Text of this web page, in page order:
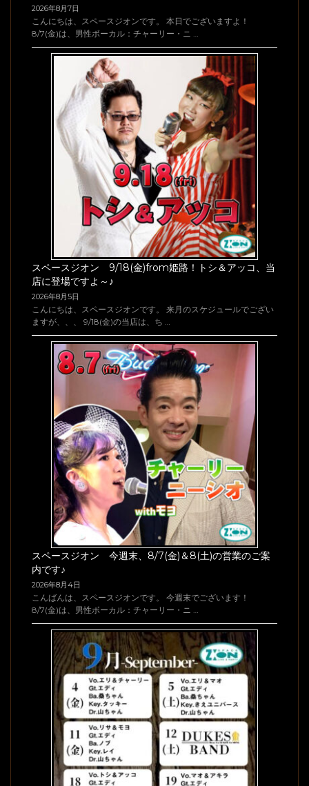
2026年8月7日
こんにちは、スペースジオンです。 本日でございますよ！
8/7(金)は、男性ボーカル：チャーリー・ニ …
スペースジオン 9/18(金)from姫路！トシ＆アッコ、当
店に登場ですよ～♪
2026年8月5日
こんにちは、スペースジオンです。 来月のスケジュールでござい
ますが、、、 9/18(金)の当店は、ち …
スペースジオン 今週末、8/7(金)＆8(土)の営業のご案
内です♪
2026年8月4日
こんばんは、スペースジオンです。 今週末でございます！
8/7(金)は、男性ボーカル：チャーリー・ニ …